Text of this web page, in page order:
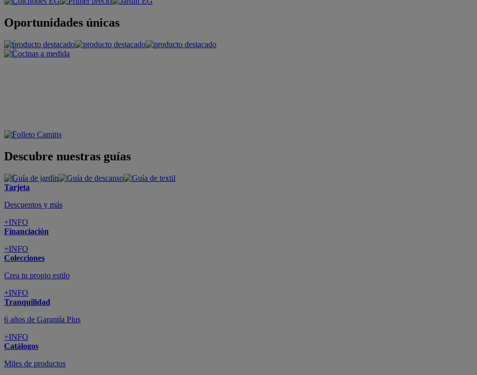
Oportunidades únicas
Descubre nuestras guías
Tarjeta
Descuentos y más
+INFO
Financiación
+INFO
Colecciones
Crea tu propio estilo
+INFO
Tranquilidad
6 años de Garantía Plus
+INFO
Catálogos
Miles de productos